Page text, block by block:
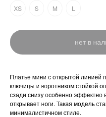
XS
S M L
нет в
Платье мини с открытой линией
ключицы и воротником стойкой
сзади снизу особенно эффектно
открывает ноги. Такая модель
минималистичном стиле.